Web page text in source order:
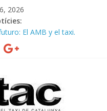
2026
ATC
El AMB y el taxi.
en COOLTURA FM.
PARA MEJORAR LA
DE BARCELONA.
en COOLTURA FM.